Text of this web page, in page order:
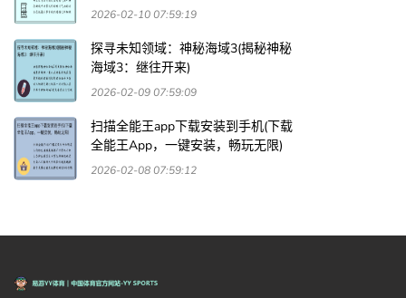
2026-02-10 07:59:19
探寻未知领域：神秘海域3(揭秘神秘
海域3：继往开来)
2026-02-09 07:59:09
扫描全能王app下载安装到手机(下载
全能王App，一键安装，畅玩无限)
2026-02-08 07:59:12